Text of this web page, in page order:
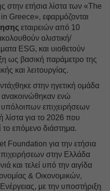
στην ετήσια λίστα των «The
Greece», εφαρμόζονται
εταιρειών από 10
ολιστική/
ESG, και υιοθετούν
ως βασική παράμετρο της
και λειτουργίας.
στην ηγετική ομάδα
ενώ
υπόλοιπων επιχειρήσεων
λίστα για το 2026 που
το επόμενο διάστημα.
Foundation για την ετήσια
στην Ελλάδα
και τελεί υπό την αιγίδα
& Οικονομικών,
με την υποστήριξη